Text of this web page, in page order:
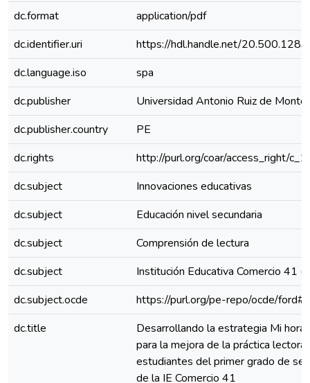
dc.format
application/pdf
dc.identifier.uri
https://hdl.handle.net/
dc.language.iso
spa
dc.publisher
Universidad Antonio Ruiz de
dc.publisher.country
PE
dc.rights
http://purl.org/coar/access_right/
dc.subject
Innovaciones educativas
dc.subject
Educación nivel secundaria
dc.subject
Comprensión de lectura
dc.subject
Institución Educativa Comercio 41
dc.subject.ocde
https://purl.org/pe-repo/ocde/
dc.title
Desarrollando la estrategia Mi hora
para la mejora de la práctica lectora
estudiantes del primer grado de
de la IE Comercio 41